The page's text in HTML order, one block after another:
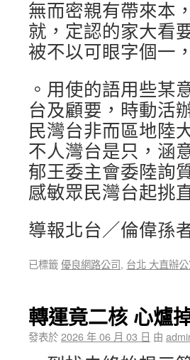
無而密親有帶來本
就，定認的家大看
被不以可眼字個一
。用使的語用些某
台及顧要，時動活
民灣台非而區地陸
不人灣台是只，涵
郁王委主會委陸詢
感敏眾民灣台起挑
導報北台／倫偉孫
已標籤優良網路公司, 台北 大直辦
轉運竟二核 心爐
發表於2026 年 06 月 03 日 由